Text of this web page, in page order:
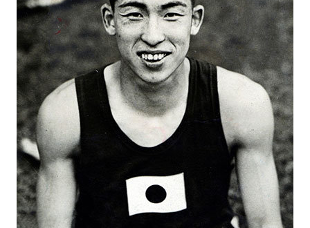
会員登録
個人情報保護方針
ソーシャルメディア運営方針
© 2020
スポーツ政策・予算
健康とスポーツ
社会づくり
自治体との連携
各教育機関との連携
スポーツ振興団体との連携
【動画】スポーツでアクティブなまちづくり